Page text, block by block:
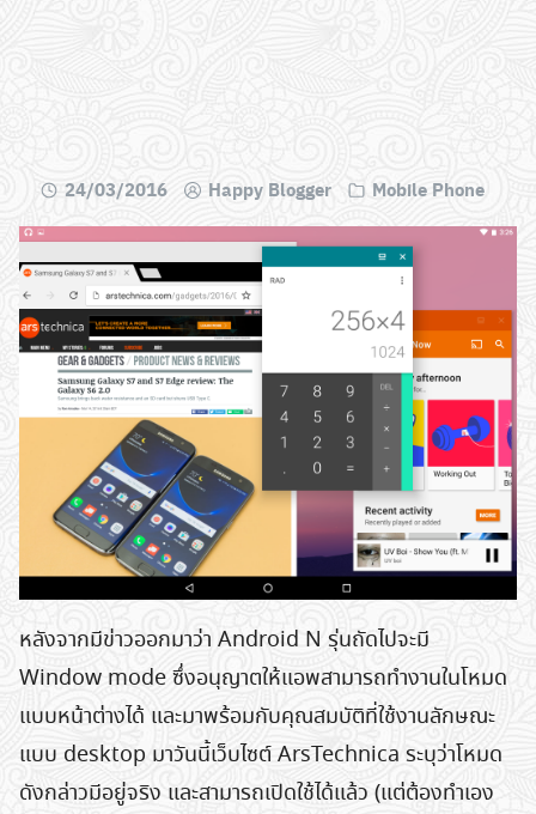
24/03/2016 Happy Blogger Mobile Phone
หลังจากมีข่าวออกมาว่า Android N รุ่นถัดไปจะมี
Window mode ซึ่งอนุญาตให้แอพสามารถทำงานในโหมด
แบบหน้าต่างได้ และมาพร้อมกับคุณสมบัติที่ใช้งานลักษณะ
แบบ desktop มาวันนี้เว็บไซต์ ArsTechnica ระบุว่าโหมด
ดังกล่าวมีอยู่จริง และสามารถเปิดใช้ได้แล้ว (แต่ต้องทำเอง